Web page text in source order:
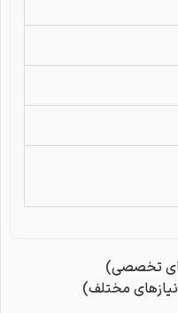
مختلف)